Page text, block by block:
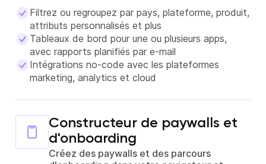
Filtrez ou regroupez par pays, plateforme, produit,
attributs personnalisés et plus
Tableaux de bord pour une ou plusieurs apps,
avec rapports planifiés par e-mail
Intégrations no-code avec les plateformes
marketing, analytics et cloud
Constructeur de paywalls et
d'onboarding
Créez des paywalls et des parcours